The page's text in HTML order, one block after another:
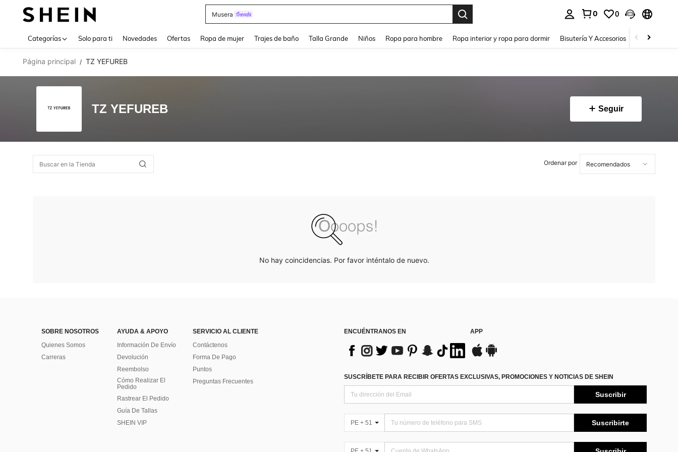
Musera
0 0
Categorías Solo para ti Novedades Ofertas Ropa de mujer Trajes de baño Talla Grande Niños Ropa para hombre Ropa interior y ropa para dormir Bisutería Y Accesorios Zapatos
Página principal / TZ YEFUREB
TZ YEFUREB Seguir
Ordenar por
No hay coincidencias. Por favor inténtalo de nuevo.
SOBRE NOSOTROS
Quienes Somos
Carreras
AYUDA & APOYO
Información De Envío
Devolución
Reembolso
Cómo Realizar El
Pedido
Rastrear El Pedido
Guía De Tallas
SHEIN VIP
SERVICIO AL CLIENTE
Contáctenos
Forma De Pago
Puntos
Preguntas Frecuentes
ENCUÉNTRANOS EN APP
SUSCRÍBETE PARA RECIBIR OFERTAS EXCLUSIVAS, PROMOCIONES Y NOTICIAS DE SHEIN
Suscribir
PE + 51 Suscribirte